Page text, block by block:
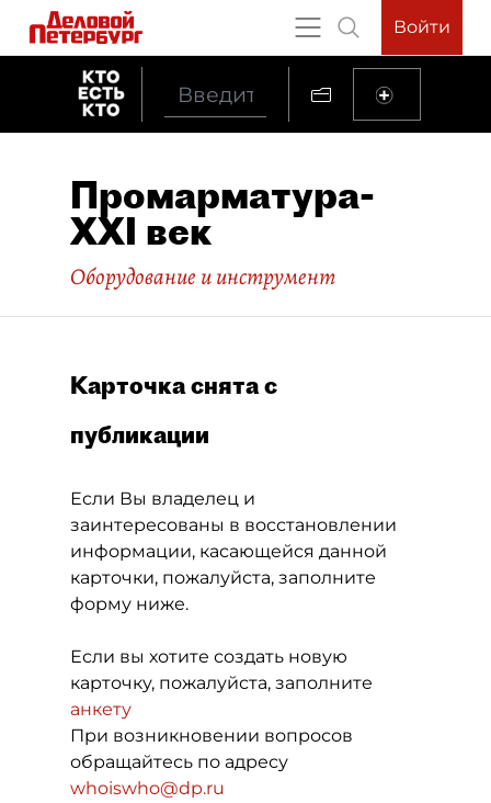
Войти
Промарматура-
XXI век
Оборудование и инструмент
Карточка снята с
публикации
Если Вы владелец и
заинтересованы в восстановлении
информации, касающейся данной
карточки, пожалуйста, заполните
форму ниже.
Если вы хотите создать новую
карточку, пожалуйста, заполните
анкету
При возникновении вопросов
обращайтесь по адресу
whoiswho@dp.ru